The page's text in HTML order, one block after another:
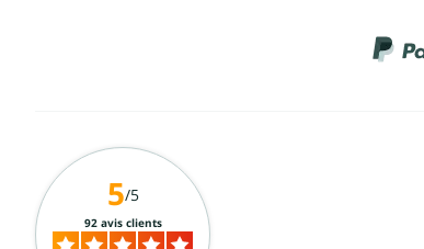
5/5
92 avis clients